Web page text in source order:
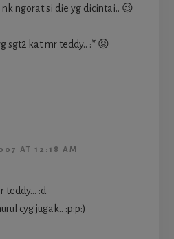
ngorat si die yg dicintai.. 😉
sgt2 kat mr teddy.. :* 😡
AT 12:18 AM
teddy… :d
cyg jugak.. :p:p:)